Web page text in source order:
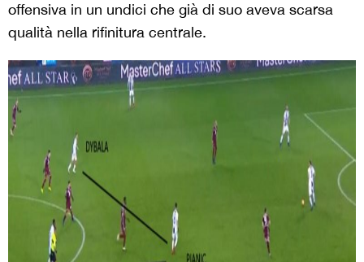
offensiva in un undici che già di suo aveva scarsa
qualità nella rifinitura centrale.